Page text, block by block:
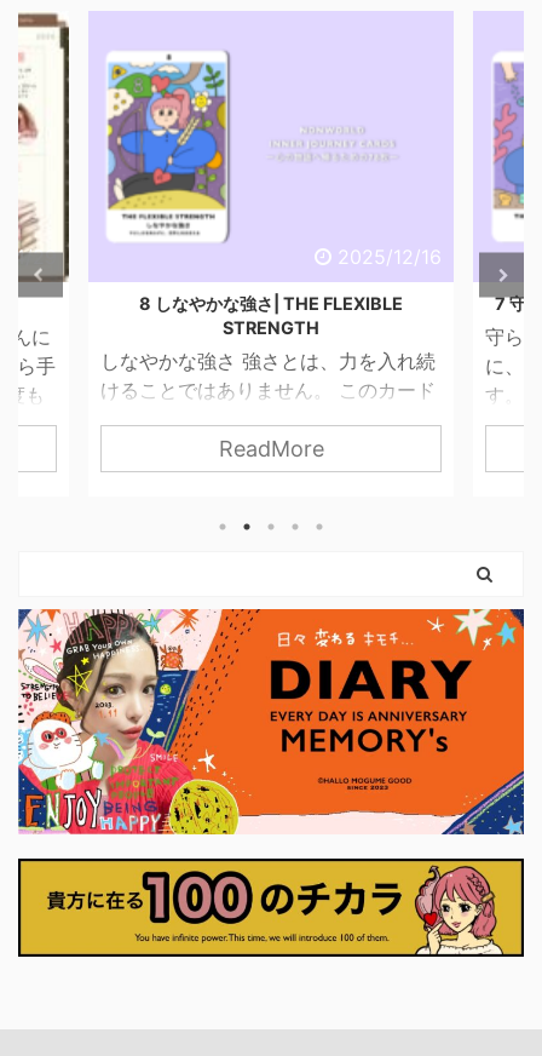
4/29
んに
ら手
も
せ
思っ
ーに
ま
押せ
2025/12/16
8 しなやかな強さ| THE FLEXIBLE
STRENGTH
しなやかな強さ 強さとは、力を入れ続
けることではありません。 このカード
が描くのは、やさしさを失わずに、世
界と関わっていく力。 無理に押し切ら
なくてもいい。 我慢し続けなくてもい
け力を使えばいいのです。 弓を引く手
に、やさしさを捨てなくていい」 とい
うことを教えてくれます。 前のカード
で育ててきた意志は、 ここで初めて、
外の世界に触れはじめます。 それは大
きな行動でなくてもかまいません。 小
さく ...
ReadMore
7 守
守ら
に、
す。
って
ちゃ
りも
に、